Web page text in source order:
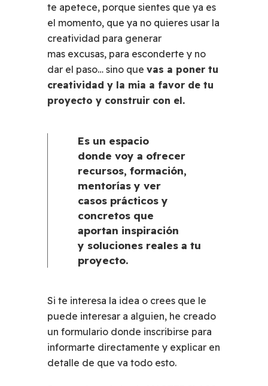
te apetece, porque sientes que ya es
el momento, que ya no quieres usar la
creatividad para generar
mas excusas, para esconderte y no
dar el paso… sino que vas a poner tu
creatividad y la mia a favor de tu
proyecto y construir con el.
Es un espacio
donde voy a ofrecer
recursos, formación,
mentorías y ver
casos prácticos y
concretos que
aportan inspiración
y soluciones reales a tu
proyecto.
Si te interesa la idea o crees que le
puede interesar a alguien, he creado
un formulario donde inscribirse para
informarte directamente y explicar en
detalle de que va todo esto.